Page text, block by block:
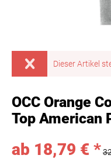
Dieser Artikel
OCC Orange
Top American
ab 18,79 € *